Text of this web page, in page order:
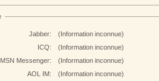
Jabber:
(Information inconnue)
ICQ:
(Information inconnue)
MSN Messenger:
(Information inconnue)
AOL IM:
(Information inconnue)